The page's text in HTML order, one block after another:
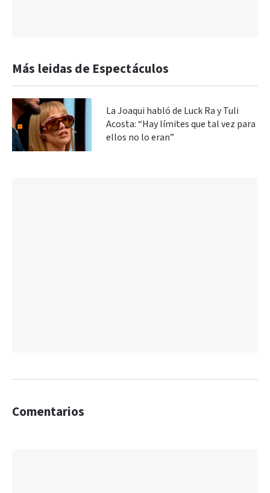
Más leidas de Espectáculos
La Joaqui habló de Luck Ra y Tuli
Acosta: “Hay límites que tal vez para
ellos no lo eran”
Comentarios